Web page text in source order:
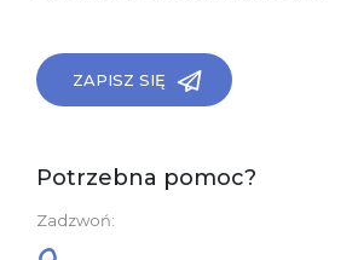
ZAPISZ SIĘ
Potrzebna pomoc?
Zadzwoń: